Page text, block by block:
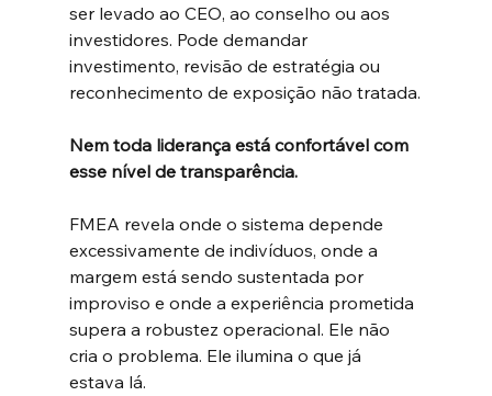
ser levado ao CEO, ao conselho ou aos
investidores. Pode demandar
investimento, revisão de estratégia ou
reconhecimento de exposição não tratada.
Nem toda liderança está confortável com
esse nível de transparência.
FMEA revela onde o sistema depende
excessivamente de indivíduos, onde a
margem está sendo sustentada por
improviso e onde a experiência prometida
supera a robustez operacional. Ele não
cria o problema. Ele ilumina o que já
estava lá.